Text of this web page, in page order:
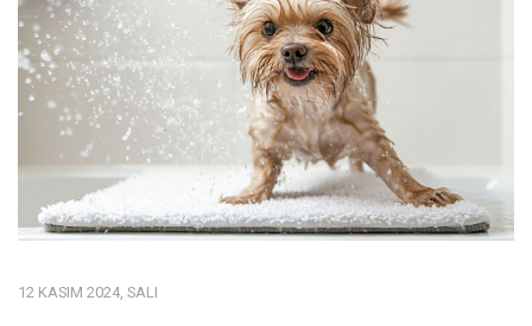
12 KASIM 2024, SALI